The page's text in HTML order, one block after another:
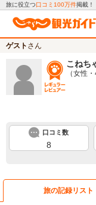
旅に役立つ口コミ100万件掲載！
ゲスト さん
こねち
（女性
口コミ数
8
旅の記録リスト